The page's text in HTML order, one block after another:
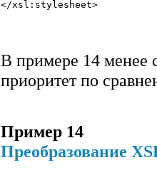
В примере 14
приоритет по
Пример 14
Преобразование